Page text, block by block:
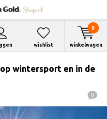
wishlist winkelwagen
0
wintersport en in de
0